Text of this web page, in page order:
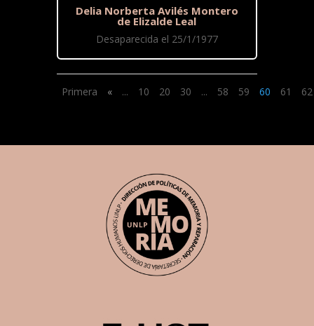
Delia Norberta Avilés Montero
de Elizalde Leal
Desaparecida el 25/1/1977
Primera « ... 10 20 30 ... 58 59 60 61 62